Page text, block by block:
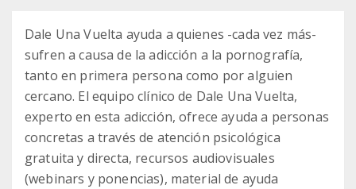
Dale Una Vuelta ayuda a quienes -cada vez más-
sufren a causa de la adicción a la pornografía,
tanto en primera persona como por alguien
cercano. El equipo clínico de Dale Una Vuelta,
experto en esta adicción, ofrece ayuda a personas
concretas a través de atención psicológica
gratuita y directa, recursos audiovisuales
(webinars y ponencias), material de ayuda